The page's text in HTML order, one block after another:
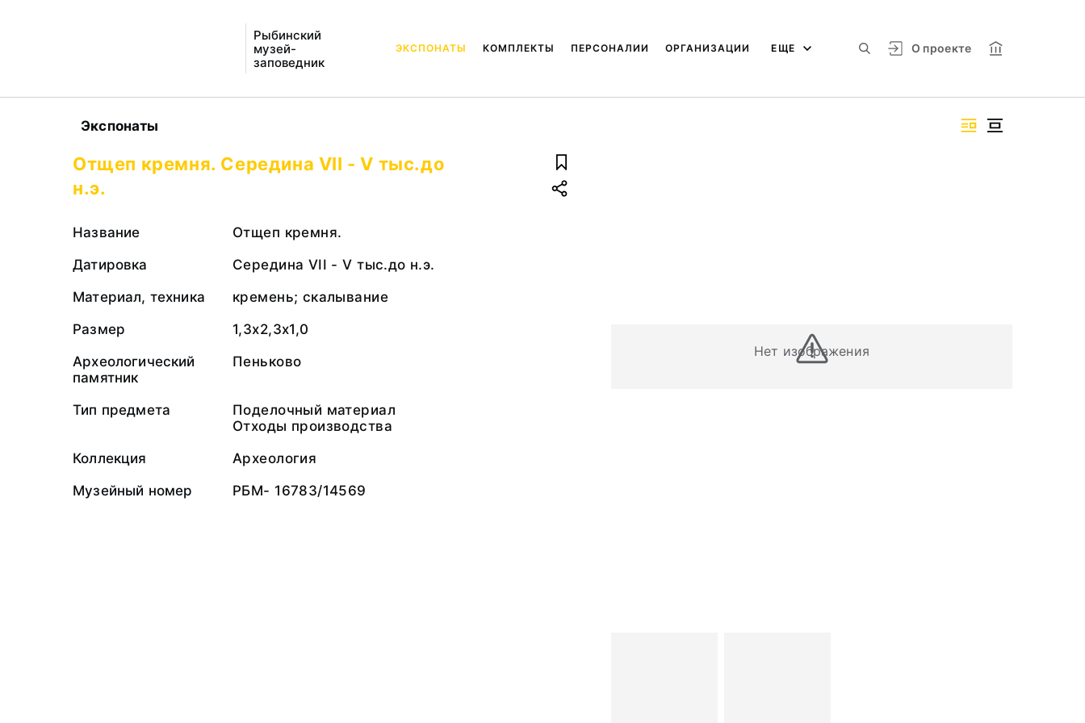
Рыбинский
музей-
заповедник
О проекте
ЭКСПОНАТЫ КОМПЛЕКТЫ ПЕРСОНАЛИИ ОРГАНИЗАЦИИ ЕЩЕ
Экспонаты
Нет изображения
Отщеп кремня. Середина VII - V тыс.до
н.э.
Название
Отщеп кремня.
Датировка
Середина VII - V тыс.до н.э.
Материал, техника
кремень; скалывание
Размер
1,3х2,3х1,0
Археологический
памятник
Пеньково
Тип предмета
Поделочный материал
Отходы производства
Коллекция
Археология
Музейный номер
РБМ- 16783/14569